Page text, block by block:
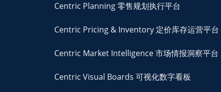
Centric Planning 零售规划执行平台
Centric Pricing & Inventory 定价库存运营平台
Centric Market Intelligence 市场情报洞察平台
Centric Visual Boards 可视化数字看板